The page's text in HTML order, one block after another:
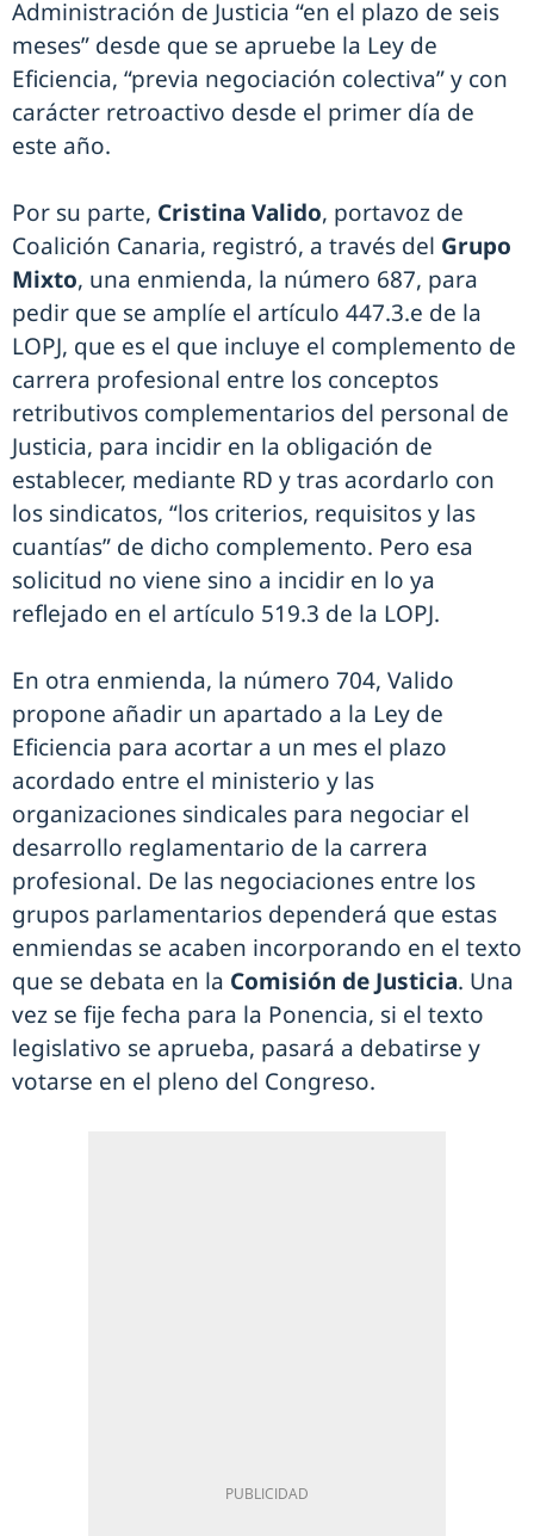
Administración de Justicia “en el plazo de seis
meses” desde que se apruebe la Ley de
Eficiencia, “previa negociación colectiva” y con
carácter retroactivo desde el primer día de
este año.
Por su parte, Cristina Valido, portavoz de
Coalición Canaria, registró, a través del Grupo
Mixto, una enmienda, la número 687, para
pedir que se amplíe el artículo 447.3.e de la
LOPJ, que es el que incluye el complemento de
carrera profesional entre los conceptos
retributivos complementarios del personal de
Justicia, para incidir en la obligación de
establecer, mediante RD y tras acordarlo con
los sindicatos, “los criterios, requisitos y las
cuantías” de dicho complemento. Pero esa
solicitud no viene sino a incidir en lo ya
reflejado en el artículo 519.3 de la LOPJ.
En otra enmienda, la número 704, Valido
propone añadir un apartado a la Ley de
Eficiencia para acortar a un mes el plazo
acordado entre el ministerio y las
organizaciones sindicales para negociar el
desarrollo reglamentario de la carrera
profesional. De las negociaciones entre los
grupos parlamentarios dependerá que estas
enmiendas se acaben incorporando en el texto
que se debata en la Comisión de Justicia. Una
vez se fije fecha para la Ponencia, si el texto
legislativo se aprueba, pasará a debatirse y
votarse en el pleno del Congreso.